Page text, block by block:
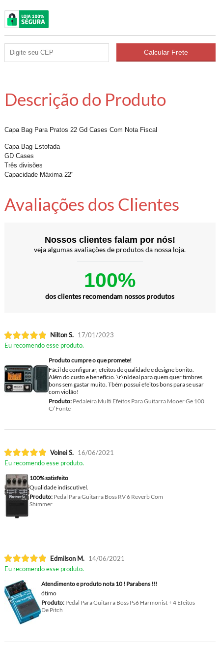
Descrição do Produto
Capa Bag Para Pratos 22 Gd Cases Com Nota Fiscal
Capa Bag Estofada
GD Cases
Três divisões
Capacidade Máxima 22"
Avaliações dos Clientes
Nossos clientes falam por nós!
veja algumas avaliações de produtos da nossa loja.
100%
dos clientes recomendam nossos produtos
Nilton S. 17/01/2023
Eu recomendo esse produto.
Produto cumpre o que promete!
Fácil de configurar, efeitos de qualidade e designe bonito.
Além do custo e benefício. \r\nIdeal para quem quer timbres
bons sem gastar muito. Tbém possui efeitos bons para se usar
com violão!
Produto:Pedaleira Multi Efeitos Para Guitarra Mooer Ge 100
C/ Fonte
Volnei S. 16/06/2021
Eu recomendo esse produto.
100% satisfeito
Qualidade indiscutivel.
Produto:Pedal Para Guitarra Boss RV 6 Reverb Com
Shimmer
Edmilson M. 14/06/2021
Eu recomendo esse produto.
Atendimento e produto nota 10 ! Parabens !!!
ótimo
Produto:Pedal Para Guitarra Boss Ps6 Harmonist + 4 Efeitos
De Pitch